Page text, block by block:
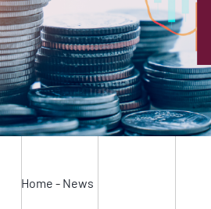
Home - News